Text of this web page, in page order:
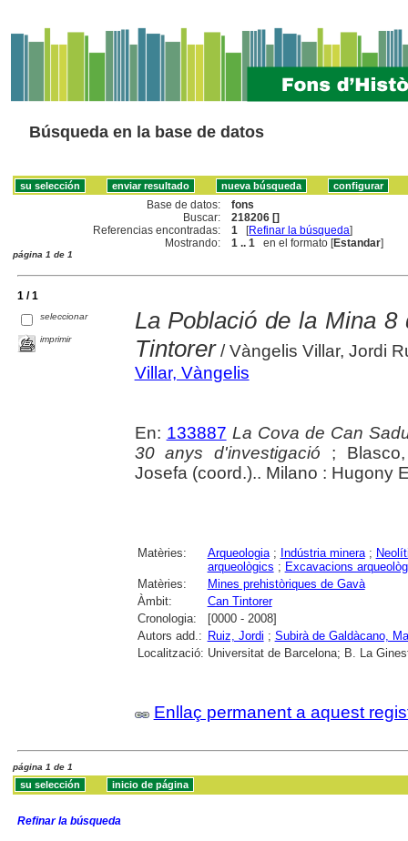
Búsqueda en la base de datos
Base de datos:
fons
Buscar:
218206 []
Referencias encontradas:
1 [Refinar la búsqueda]
Mostrando:
1 .. 1 en el formato [Estandar]
página 1 de 1
1 / 1
seleccionar
imprimir
La Població de la Mina
Tintorer/ Vàngelis Villar, Jordi
Villar, Vàngelis
En: 133887 La Cova de Can
30 anys d'investigació ;
Josefa (coord.).. Milano : Hugony
Matèries: Arqueologia; Indústria minera;
arqueològics ; Excavacions
Matèries:
Mines prehistòriques de Gavà
Àmbit:
Can Tintorer
Cronologia:
[0000 - 2008]
Autors add.: Ruiz, Jordi ; Subirà de Galdàcano,
Localització: Universitat de Barcelona; B. La
Enllaç permanent a aquest
página 1 de 1
Refinar la búsqueda